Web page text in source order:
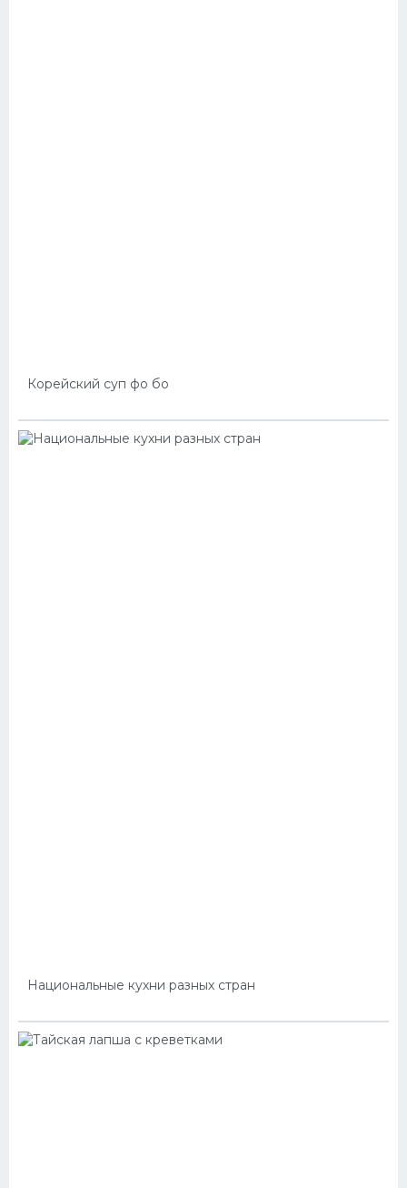
Корейский суп фо бо
Национальные кухни разных стран